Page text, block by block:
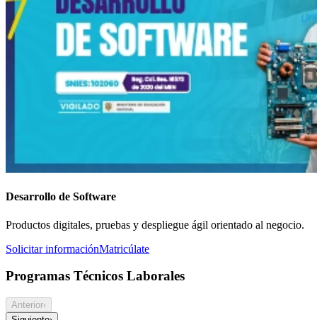
Desarrollo de Software
Productos digitales, pruebas y despliegue ágil orientado al negocio.
Solicitar informaciónMatricúlate
Programas Técnicos Laborales
Anterior‹